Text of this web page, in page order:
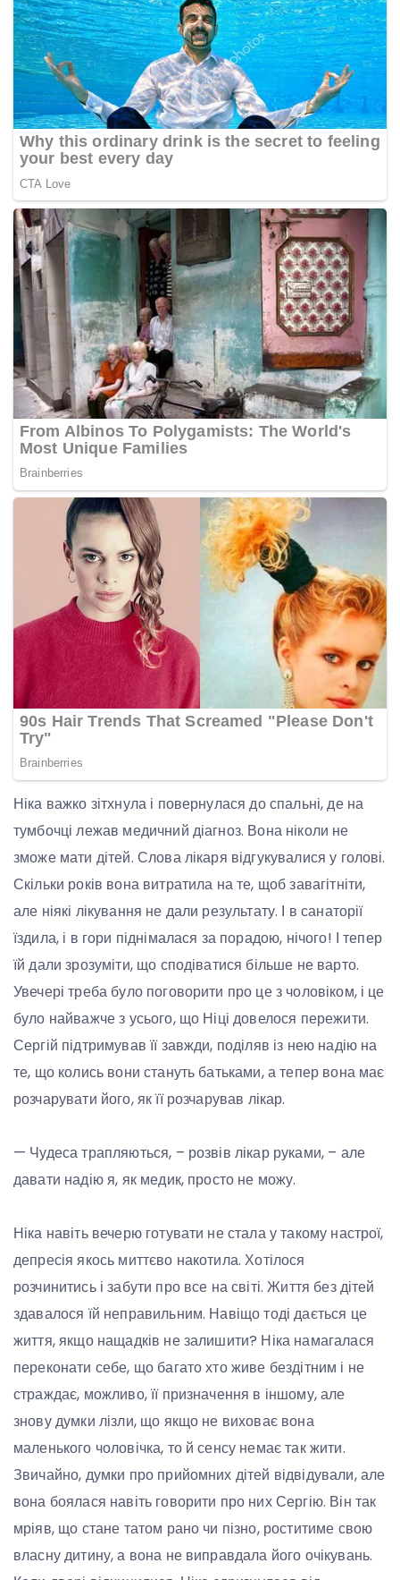
Ніка важко зітхнула і повернулася до спальні, де на
тумбочці лежав медичний діагноз. Вона ніколи не
зможе мати дітей. Слова лікаря відгукувалися у голові.
Скільки років вона витратила на те, щоб завагітніти,
але ніякі лікування не дали результату. І в санаторії
їздила, і в гори піднімалася за порадою, нічого! І тепер
їй дали зрозуміти, що сподіватися більше не варто.
Увечері треба було поговорити про це з чоловіком, і це
було найважче з усього, що Ніці довелося пережити.
Сергій підтримував її завжди, поділяв із нею надію на
те, що колись вони стануть батьками, а тепер вона має
розчарувати його, як її розчарував лікар.
— Чудеса трапляються, – розвів лікар руками, – але
давати надію я, як медик, просто не можу.
Ніка навіть вечерю готувати не стала у такому настрої,
депресія якось миттєво накотила. Хотілося
розчинитись і забути про все на світі. Життя без дітей
здавалося їй неправильним. Навіщо тоді дається це
життя, якщо нащадків не залишити? Ніка намагалася
переконати себе, що багато хто живе бездітним і не
страждає, можливо, її призначення в іншому, але
знову думки лізли, що якщо не виховає вона
маленького чоловічка, то й сенсу немає так жити.
Звичайно, думки про прийомних дітей відвідували, але
вона боялася навіть говорити про них Сергію. Він так
мріяв, що стане татом рано чи пізно, роститиме свою
власну дитину, а вона не виправдала його очікувань.